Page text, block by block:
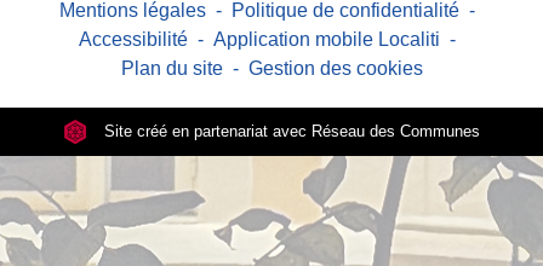
Mentions légales - Politique de confidentialité -
Accessibilité - Application mobile Localiti -
Plan du site - Gestion des cookies
Site créé en partenariat avec Réseau des Communes